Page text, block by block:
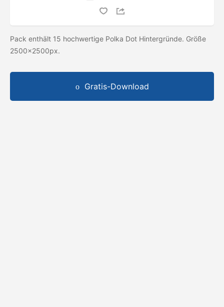
Pack enthält 15 hochwertige Polka Dot Hintergründe. Größe
2500x2500px.
Gratis-Download